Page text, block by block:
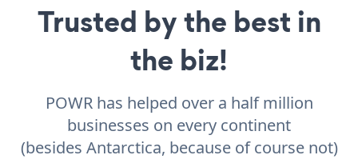
Trusted by the best in
the biz!
POWR has helped over a half million
businesses on every continent
(besides Antarctica, because of course not)